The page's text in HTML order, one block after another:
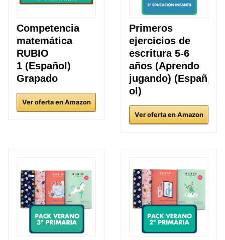
Competencia
matemática
RUBIO
1 (Español)
Grapado
Ver oferta en Amazon
Primeros
ejercicios de
escritura 5-6
años (Aprendo
jugando) (Españ
ol)
Ver oferta en Amazon